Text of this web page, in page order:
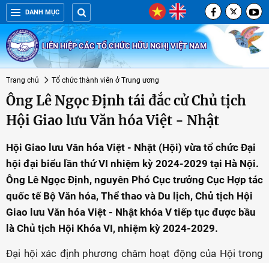
DANH MỤC
LIÊN HIỆP CÁC TỔ CHỨC HỮU NGHỊ VIỆT NAM
Trang chủ Tổ chức thành viên ở Trung ương
Ông Lê Ngọc Định tái đắc cử Chủ tịch
Hội Giao lưu Văn hóa Việt - Nhật
Hội Giao lưu Văn hóa Việt - Nhật (Hội) vừa tổ chức Đại
hội đại biểu lần thứ VI nhiệm kỳ 2024-2029 tại Hà Nội.
Ông Lê Ngọc Định, nguyên Phó Cục trưởng Cục Hợp tác
quốc tế Bộ Văn hóa, Thể thao và Du lịch, Chủ tịch Hội
Giao lưu Văn hóa Việt - Nhật khóa V tiếp tục được bầu
là Chủ tịch Hội Khóa VI, nhiệm kỳ 2024-2029.
Đại hội xác định phương châm hoạt động của Hội trong